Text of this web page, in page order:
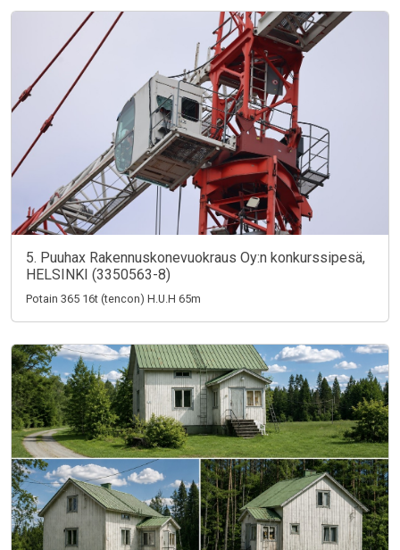
5. Puuhax Rakennuskonevuokraus Oy:n konkurssipesä,
HELSINKI (3350563-8)
Potain 365 16t (tencon) H.U.H 65m